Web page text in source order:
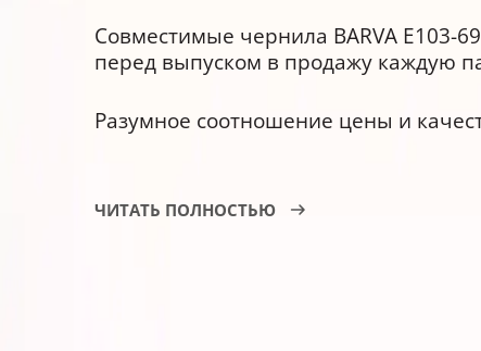
Совместимые чернила BARVA E103-
перед выпуском в продажу каждую
Разумное соотношение цены и
ЧИТАТЬ ПОЛНОСТЬЮ